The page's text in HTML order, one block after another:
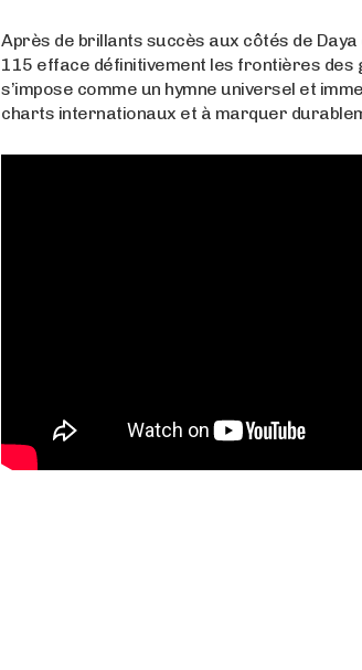
Après de brillants succès aux côtés de Daya
115 efface définitivement les frontières des
s’impose comme un hymne universel et
charts internationaux et à marquer